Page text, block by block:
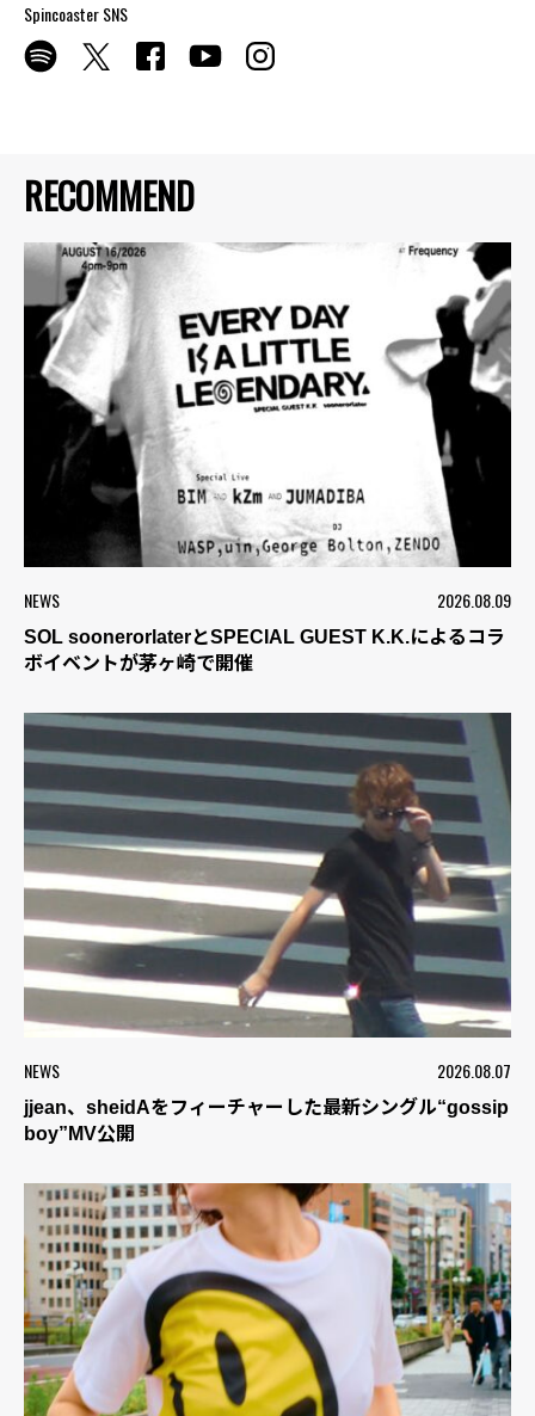
RECOMMEND
NEWS 2026.08.09
SOL soonerorlaterとSPECIAL GUEST K.K.によるコラ
ボイベントが茅ヶ崎で開催
NEWS 2026.08.07
jjean、sheidAをフィーチャーした最新シングル“gossip
boy”MV公開
Spincoaster SNS